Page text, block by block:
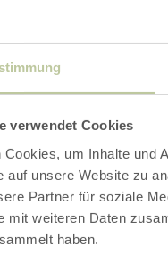
verwendet Cookies
Cookies, um Inhalte und
auf unsere Website zu
Partner für soziale
mit weiteren Daten
haben.